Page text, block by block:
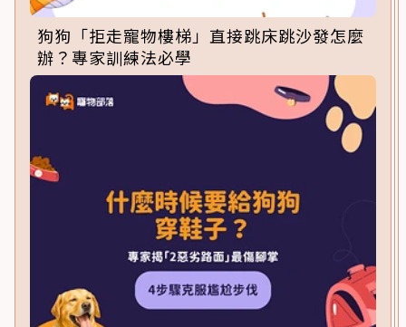
狗狗「拒走寵物樓梯」直接跳床跳沙發怎麼
辦？專家訓練法必學